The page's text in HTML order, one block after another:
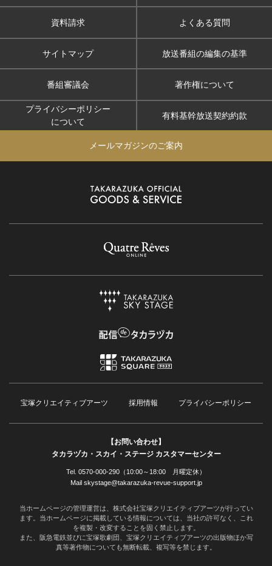
資料請求 よくある質問
サイトマップ 放送番組の編集の基準
番組審議会 著作権について
プライバシーポリシー
について
有料基幹放送契約約款
メールマガジンのご案内
宝塚クリエイティブアーツ 採用情報 プライバシーポリシー
【お問い合わせ】
タカラヅカ・スカイ・ステージ カスタマーセンター
Tel. 0570-000-290（10:00～18:00 月曜定休）
Mail skystage@takarazuka-revue-support.jp
当ホームページの管理運営は、株式会社宝塚クリエイティブアーツが行ってい
ます。当ホームページに掲載している情報については、当社の許可なく、これ
を複製・改変することを固く禁止します。
また、阪急電鉄並びに宝塚歌劇団、宝塚クリエイティブアーツの出版物ほか写
真等著作物についても無断転載、複写等を禁じます。